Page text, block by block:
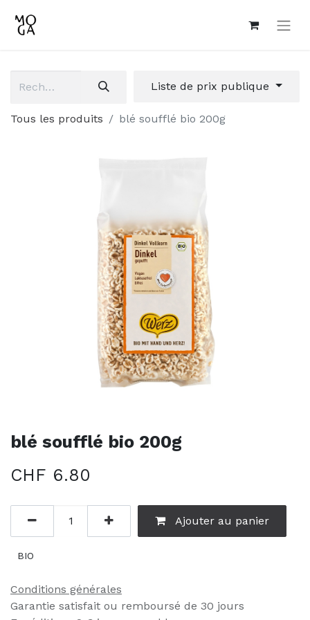
Liste de prix publique
Tous les produits blé soufflé bio 200g
blé soufflé bio 200g
CHF 6.80
Ajouter au panier
BIO
Conditions générales
Garantie satisfait ou remboursé de 30 jours